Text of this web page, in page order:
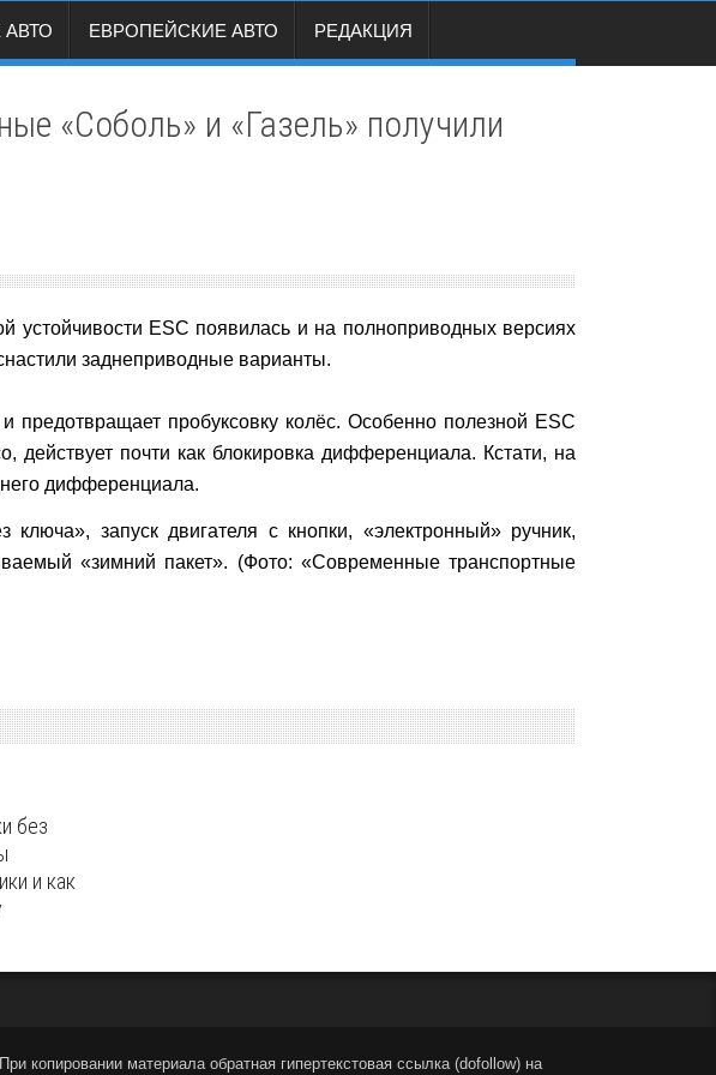
ЕВРОПЕЙСКИЕ АВТО РЕДАКЦИЯ
«Соболь» и «Газель» получили
устойчивости ESC появилась и на полноприводных версиях
заднеприводные варианты.
пробуксовку колёс. Особенно полезной ESC
действует почти как блокировка дифференциала. Кстати, на
дифференциала.
запуск двигателя с кнопки, «электронный» ручник,
«зимний пакет». (Фото: «Современные транспортные
без
и как
При копировании материала обратная гипертекстовая ссылка (dofollow) на